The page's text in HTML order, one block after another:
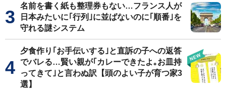
名前を書く紙も整理券もない…フランス人が
日本みたいに｢行列｣に並ばないのに｢順番｣を
守れる謎システム
夕食作り｢お手伝いする｣と直訴の子への返答
でバレる…賢い親が｢カレーできたよ｡お皿持
ってきて｣と言わぬ訳【頭のよい子が育つ家3
選】